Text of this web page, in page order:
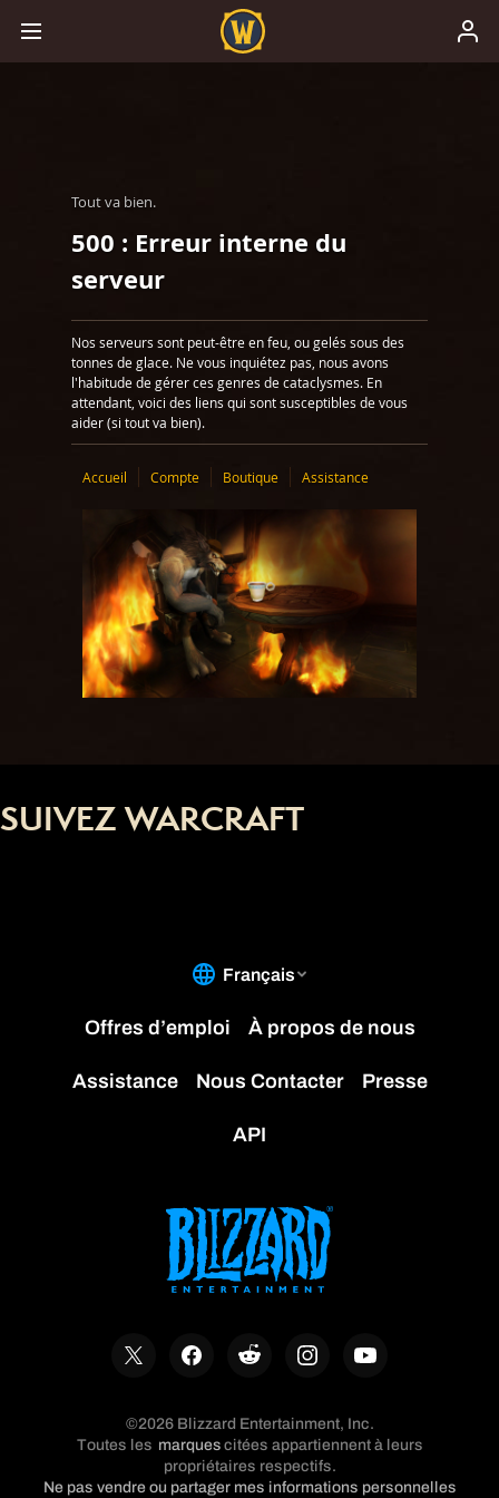
Tout va bien.
500 : Erreur interne du
serveur
Nos serveurs sont peut-être en feu, ou gelés sous des
tonnes de glace. Ne vous inquiétez pas, nous avons
l'habitude de gérer ces genres de cataclysmes. En
attendant, voici des liens qui sont susceptibles de vous
aider (si tout va bien).
Accueil Compte Boutique Assistance
SUIVEZ WARCRAFT